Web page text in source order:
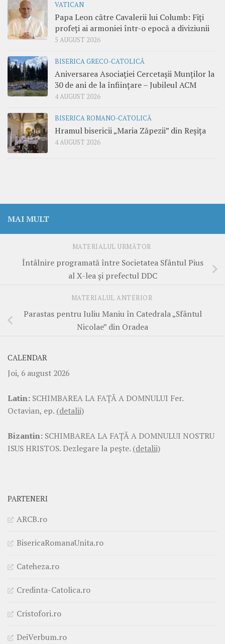
VATICAN
Papa Leon către Cavalerii lui Columb: Fiți
profeți ai armoniei într-o epocă a diviziunii
5 AUGUST 2026
BISERICA GRECO-CATOLICĂ
Aniversarea Asociației Cercetașii Munților la
30 de ani de la înființare – Jubileul ACM
4 AUGUST 2026
BISERICA ROMANO-CATOLICĂ
Hramul bisericii „Maria Zăpezii” din Reșița
4 AUGUST 2026
MAI MULT
MATERIALUL URMĂTOR
Întâlnire programată între Societatea Sfântul Pius
al X-lea și prefectul DDC
MATERIALUL ANTERIOR
Parastas pentru Iuliu Maniu în Catedrala „Sfântul
Nicolae” din Oradea
CALENDAR
Joi, 6 august 2026
Latin: SCHIMBAREA LA FAŢĂ A DOMNULUI Fer.
Octavian, ep. (detalii)
Bizantin: SCHIMBAREA LA FAŢĂ A DOMNULUI NOSTRU
ISUS HRISTOS. Dezlegare la pește. (detalii)
PARTENERI
ARCB.ro
BisericaRomanaUnita.ro
Cateheza.ro
Credinta-Catolica.ro
Cristofori.ro
DeiVerbum.ro